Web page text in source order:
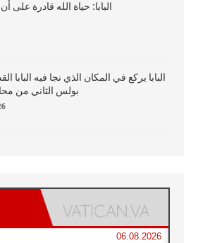
البابا: حياة الله قادرة على أن
البابا يركع في المكان الذي نجا فيه البابا
بولس الثاني من
06.08.2026